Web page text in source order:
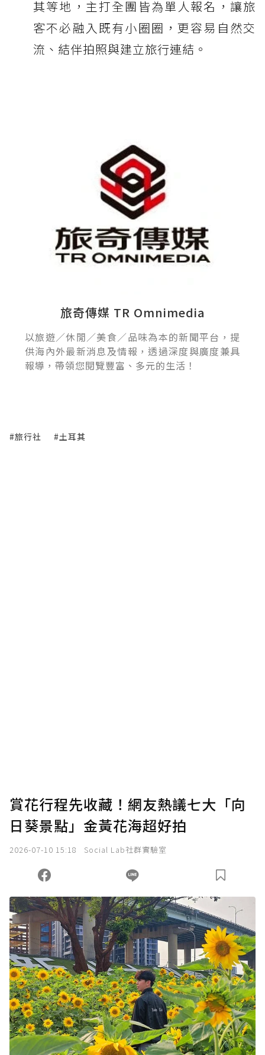
其等地，主打全團皆為單人報名，讓旅
客不必融入既有小圈圈，更容易自然交
流、結伴拍照與建立旅行連結。
旅奇傳媒 TR Omnimedia
以旅遊／休閒／美食／品味為本的新聞平台，提
供海內外最新消息及情報，透過深度與廣度兼具
報導，帶領您閱覽豐富、多元的生活！
#旅行社 #土耳其
賞花行程先收藏！網友熱議七大「向
日葵景點」金黃花海超好拍
2026-07-10 15:18 Social Lab社群實驗室